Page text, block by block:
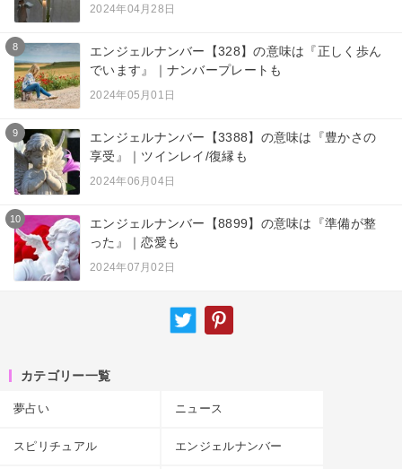
2024年04月28日
8
エンジェルナンバー【328】の意味は『正しく歩ん
でいます』｜ナンバープレートも
2024年05月01日
9
エンジェルナンバー【3388】の意味は『豊かさの
享受』｜ツインレイ/復縁も
2024年06月04日
10
エンジェルナンバー【8899】の意味は『準備が整
った』｜恋愛も
2024年07月02日
カテゴリー一覧
夢占い ニュース
スピリチュアル エンジェルナンバー